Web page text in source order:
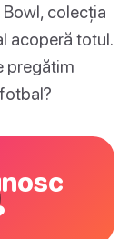
colecția
acoperă totul.
pregătim